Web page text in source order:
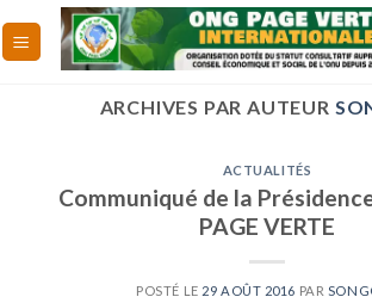
to
content
ARCHIVES PAR AUTEUR
ACTUALITÉS
Communiqué de la
PAGE VERTE
POSTÉ LE 29 AOÛT 2016 PAR